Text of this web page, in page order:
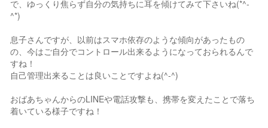
で、ゆっくり焦らず自分の気持ちに耳を傾けてみて下さいね(*^-
^*)
息子さんですが、以前はスマホ依存のような傾向があったもの
の、今はご自分でコントロール出来るようになっておられるんで
すね！
自己管理出来ることは良いことですよね(^-^)
おばあちゃんからのLINEや電話攻撃も、携帯を変えたことで落ち
着いている様子ですね！